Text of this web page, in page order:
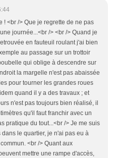
! <br /> Que je regrette de ne pas
journée...<br /> <br /> Quand je
en fauteuil roulant j'ai bien
au passage sur un trottoir
qui oblige à descendre sur
la margelle n'est pas abaissée
pour tourner les grandes roues
quand il y a des travaux ; et
n'est pas toujours bien réalisé, il
qu'il faut franchir avec un
pratique du tout...<br /> Je me suis
le quartier, je n'ai pas eu à
<br /> Quant aux
mettre une rampe d'accès,